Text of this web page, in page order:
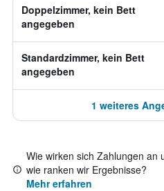
Doppelzimmer, kein Bett
angegeben
Standardzimmer, kein Bett
angegeben
1 weiteres
Wie wirken sich Zahlungen an
wie ranken wir Ergebnisse?
Mehr erfahren